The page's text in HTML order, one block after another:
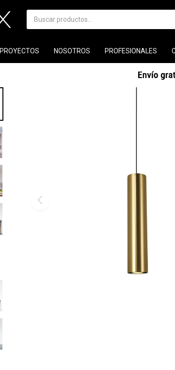
PROYECTOS NOSOTROS PROFESIONALES